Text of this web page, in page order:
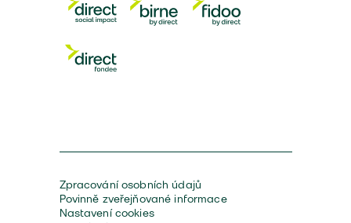
Zpracování osobních údajů
Povinně zveřejňované informace
Nastavení cookies